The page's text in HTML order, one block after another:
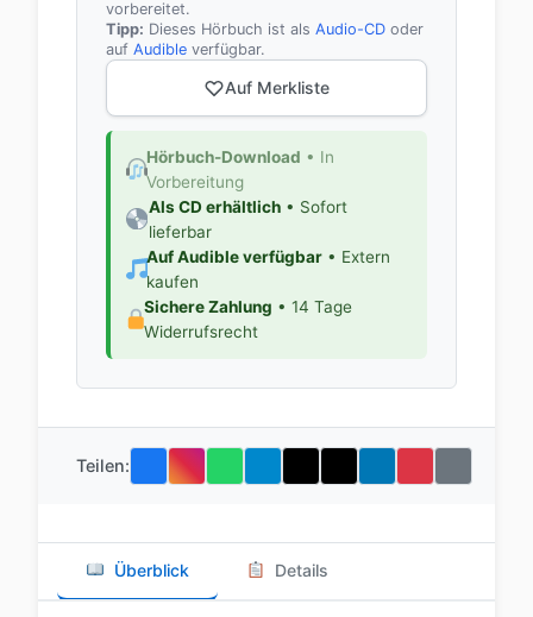
vorbereitet.
Tipp: Dieses Hörbuch ist als Audio-CD oder
auf Audible verfügbar.
Auf Merkliste
Hörbuch-Download • In
Vorbereitung
Als CD erhältlich• Sofort
lieferbar
Auf Audible verfügbar• Extern
kaufen
Sichere Zahlung • 14 Tage
Widerrufsrecht
Teilen:
Überblick Details